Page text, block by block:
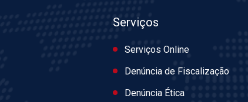
Serviços
Serviços Online
Denúncia de Fiscalização
Denúncia Ética